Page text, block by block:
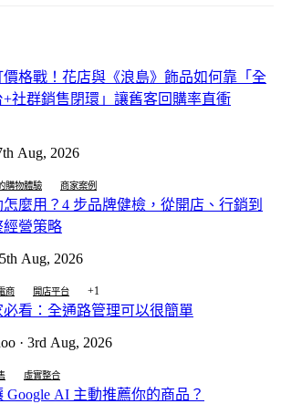
格戰！花店與《浪島》飾品如何靠「全
社群銷售閉環」讓舊客回購率直衝
Aug, 2026
購物體驗 商家案例
麼用？4 步品牌健檢，從開店、行銷到
經營策略
Aug, 2026
商 開店平台 +1
看：全通路管理可以很簡單
· 3rd Aug, 2026
虛實整合
Google AI 主動推薦你的商品？